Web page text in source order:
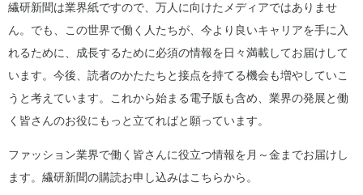
繊研新聞は業界紙ですので、万人に向けたメディアではありませ
ん。でも、この世界で働く人たちが、今より良いキャリアを手に入
れるために、成長するために必須の情報を日々満載してお届けして
います。今後、読者のかたたちと接点を持てる機会も増やしていこ
うと考えています。これから始まる電子版も含め、業界の発展と働
く皆さんのお役にもっと立てればと願っています。
ファッション業界で働く皆さんに役立つ情報を月～金までお届けし
ます。繊研新聞の購読お申し込みはこちらから。